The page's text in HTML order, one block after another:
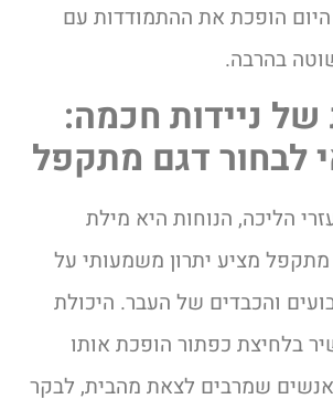
היום הופכת את ההתמודדות עם
בהרבה.
של ניידות חכמה:
לבחור דגם מתקפל
הליכה, הנוחות היא מילת
מציע יתרון משמעותי על
והכבדים של העבר. היכולת
בלחיצת כפתור הופכת אותו
אנשים שמרבים לצאת מהבית, לבקר